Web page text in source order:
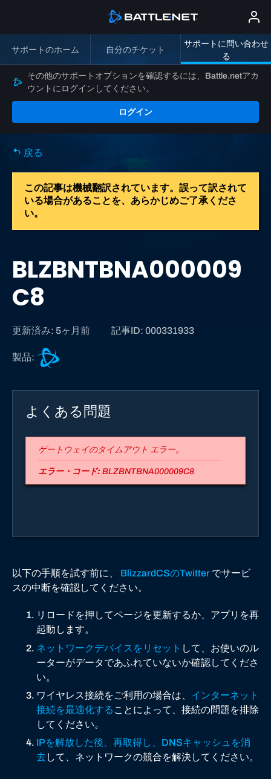
サポートのホーム 自分のチケット
サポートに問い合わせ
る
その他のサポートオプションを確認するには、Battle.netアカ
ウントにログインしてください。
ログイン
戻る
この記事は機械翻訳されています。誤って訳されて
いる場合があることを、あらかじめご了承くださ
い。
BLZBNTBNA000009
C8
更新済み: 5ヶ月前 記事ID: 000331933
製品:
l
.
n
e
t
よくある問題
ゲートウェイのタイムアウト エラー。
エラー・コード:BLZBNTBNA000009C8
以下の手順を試す前に、 BlizzardCSのTwitter でサービ
スの中断を確認してください。
リロードを押してページを更新するか、アプリを再
起動します。
ネットワークデバイスをリセット して、お使いのル
ーターがデータであふれていないか確認してくださ
い。
ワイヤレス接続をご利用の場合は、 インターネット
接続を最適化する ことによって、接続の問題を排除
してください。
IPを解放した後、再取得し、DNSキャッシュを消
去して、ネットワークの競合を解決してください。